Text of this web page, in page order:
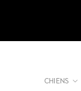
CHIENS